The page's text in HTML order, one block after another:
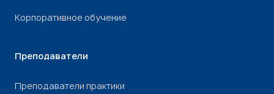
Корпоративное обучение
Преподаватели
Преподаватели практики